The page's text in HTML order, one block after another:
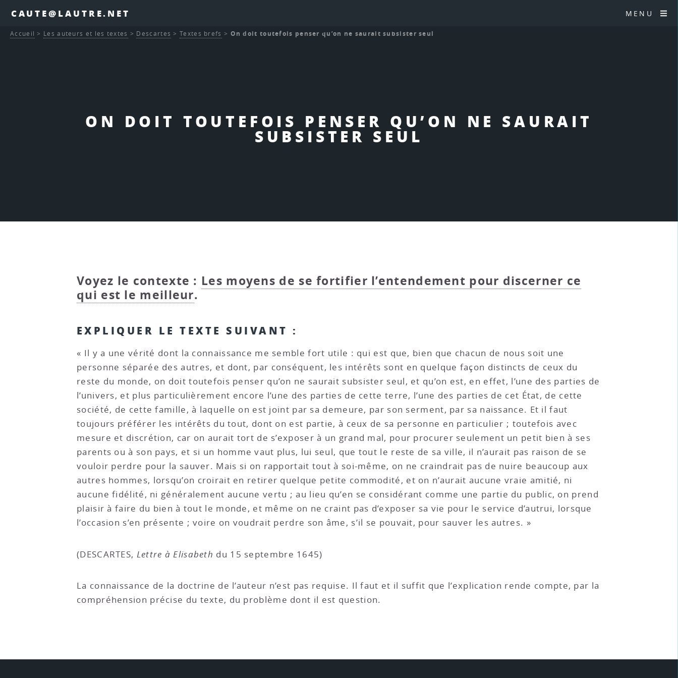
CAUTE@LAUTRE.NET MENU
ON DOIT TOUTEFOIS PENSER QU’ON NE SAURAIT
SUBSISTER SEUL
Accueil > Les auteurs et les textes > Descartes >Textes brefs > On doit toutefois penser qu’on ne saurait subsister seul
Voyez le contexte : Les moyens de se fortifier l’entendement pour discerner ce
qui est le meilleur.
EXPLIQUER LE TEXTE SUIVANT :
« Il y a une vérité dont la connaissance me semble fort utile : qui est que, bien que chacun de nous soit une
personne séparée des autres, et dont, par conséquent, les intérêts sont en quelque façon distincts de ceux du
reste du monde, on doit toutefois penser qu’on ne saurait subsister seul, et qu’on est, en effet, l’une des parties de
l’univers, et plus particulièrement encore l’une des parties de cette terre, l’une des parties de cet État, de cette
société, de cette famille, à laquelle on est joint par sa demeure, par son serment, par sa naissance. Et il faut
toujours préférer les intérêts du tout, dont on est partie, à ceux de sa personne en particulier ; toutefois avec
mesure et discrétion, car on aurait tort de s’exposer à un grand mal, pour procurer seulement un petit bien à ses
parents ou à son pays, et si un homme vaut plus, lui seul, que tout le reste de sa ville, il n’aurait pas raison de se
vouloir perdre pour la sauver. Mais si on rapportait tout à soi-même, on ne craindrait pas de nuire beaucoup aux
autres hommes, lorsqu’on croirait en retirer quelque petite commodité, et on n’aurait aucune vraie amitié, ni
aucune fidélité, ni généralement aucune vertu ; au lieu qu’en se considérant comme une partie du public, on prend
plaisir à faire du bien à tout le monde, et même on ne craint pas d’exposer sa vie pour le service d’autrui, lorsque
l’occasion s’en présente ; voire on voudrait perdre son âme, s’il se pouvait, pour sauver les autres. »
(DESCARTES, Lettre à Elisabeth du 15 septembre 1645)
La connaissance de la doctrine de l’auteur n’est pas requise. Il faut et il suffit que l’explication rende compte, par la
compréhension précise du texte, du problème dont il est question.